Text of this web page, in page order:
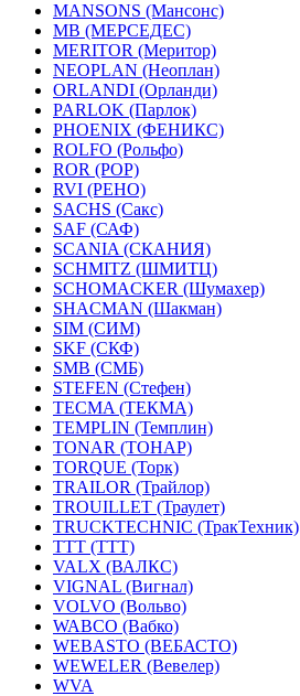
MANSONS (Мансонс)
MB (МЕРСЕДЕС)
MERITOR (Меритор)
NEOPLAN (Неоплан)
ORLANDI (Орланди)
PARLOK (Парлок)
PHOENIX (ФЕНИКС)
ROLFO (Рольфо)
ROR (РОР)
RVI (РЕНО)
SACHS (Сакс)
SAF (САФ)
SCANIA (СКАНИЯ)
SCHMITZ (ШМИТЦ)
SCHOMACKER (Шумахер)
SHACMAN (Шакман)
SIM (СИМ)
SKF (СКФ)
SMB (СМБ)
STEFEN (Стефен)
TECMA (ТЕКМА)
TEMPLIN (Темплин)
TONAR (ТОНАР)
TORQUE (Торк)
TRAILOR (Трайлор)
TROUILLET (Траулет)
TRUCKTECHNIC (ТракТехник)
TTT (ТТТ)
VALX (ВАЛКС)
VIGNAL (Вигнал)
VOLVO (Вольво)
WABCO (Вабко)
WEBASTO (ВЕБАСТО)
WEWELER (Вевелер)
WVA